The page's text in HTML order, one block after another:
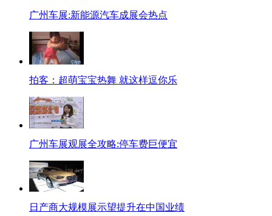
广州车展:新能源汽车成展会热点
拍客：超萌宝宝热舞 就这样逗你乐
广州车展观展全攻略:停车费巨便宜
日产商大规模展示望提升在中国业绩